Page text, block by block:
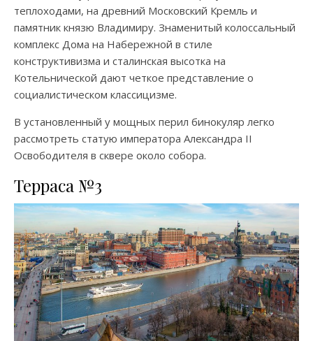
теплоходами, на древний Московский Кремль и
памятник князю Владимиру. Знаменитый колоссальный
комплекс Дома на Набережной в стиле
конструктивизма и сталинская высотка на
Котельнической дают четкое представление о
социалистическом классицизме.
В установленный у мощных перил бинокуляр легко
рассмотреть статую императора Александра II
Освободителя в сквере около собора.
Терраса №3